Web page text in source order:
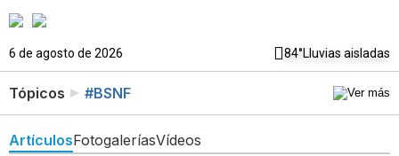
6 de agosto de 2026 84°Lluvias aisladas
Tópicos #BSNF
ArtículosFotogaleríasVídeos